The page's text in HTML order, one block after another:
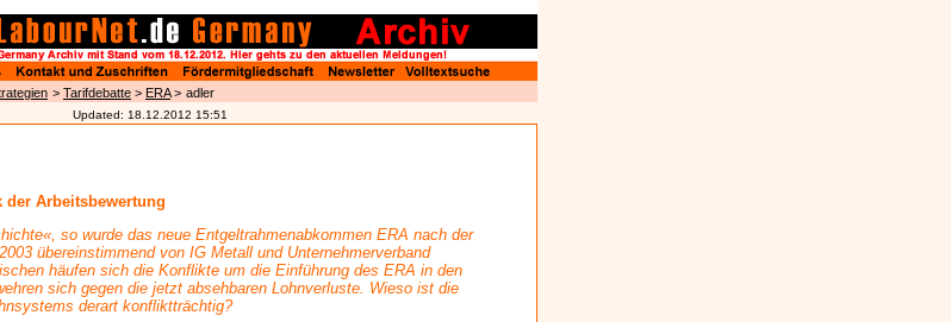
> Tarifdebatte > ERA> adler
Updated: 18.12.2012 15:51
Arbeitsbewertung
so wurde das neue Entgeltrahmenabkommen ERA nach der
übereinstimmend von IG Metall und Unternehmerverband
häufen sich die Konflikte um die Einführung des ERA in den
sich gegen die jetzt absehbaren Lohnverluste. Wieso ist die
derart konfliktträchtig?